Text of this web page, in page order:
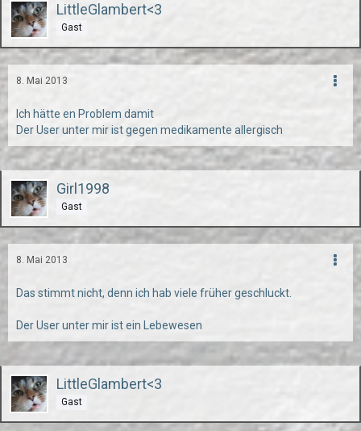
LittleGlambert<3
Gast
8. Mai 2013
Ich hätte en Problem damit
Der User unter mir ist gegen medikamente allergisch
Girl1998
Gast
8. Mai 2013
Das stimmt nicht, denn ich hab viele früher geschluckt.
Der User unter mir ist ein Lebewesen
LittleGlambert<3
Gast